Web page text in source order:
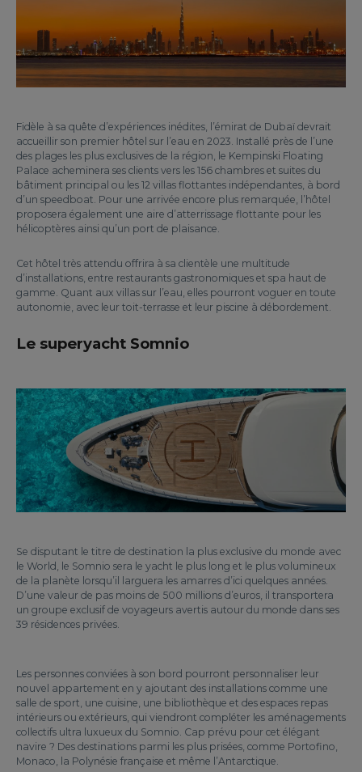
Fidèle à sa quête d’expériences inédites, l’émirat de Dubaï devrait
accueillir son premier hôtel sur l’eau en 2023. Installé près de l’une
des plages les plus exclusives de la région, le Kempinski Floating
Palace acheminera ses clients vers les 156 chambres et suites du
bâtiment principal ou les 12 villas flottantes indépendantes, à bord
d’un speedboat. Pour une arrivée encore plus remarquée, l’hôtel
proposera également une aire d’atterrissage flottante pour les
hélicoptères ainsi qu’un port de plaisance.
Cet hôtel très attendu offrira à sa clientèle une multitude
d’installations, entre restaurants gastronomiques et spa haut de
gamme. Quant aux villas sur l’eau, elles pourront voguer en toute
autonomie, avec leur toit-terrasse et leur piscine à débordement.
Le superyacht Somnio
Se disputant le titre de destination la plus exclusive du monde avec
le World, le Somnio sera le yacht le plus long et le plus volumineux
de la planète lorsqu’il larguera les amarres d’ici quelques années.
D’une valeur de pas moins de 500 millions d’euros, il transportera
un groupe exclusif de voyageurs avertis autour du monde dans ses
39 résidences privées.
Les personnes conviées à son bord pourront personnaliser leur
nouvel appartement en y ajoutant des installations comme une
salle de sport, une cuisine, une bibliothèque et des espaces repas
intérieurs ou extérieurs, qui viendront compléter les aménagements
collectifs ultra luxueux du Somnio. Cap prévu pour cet élégant
navire ? Des destinations parmi les plus prisées, comme Portofino,
Monaco, la Polynésie française et même l’Antarctique.